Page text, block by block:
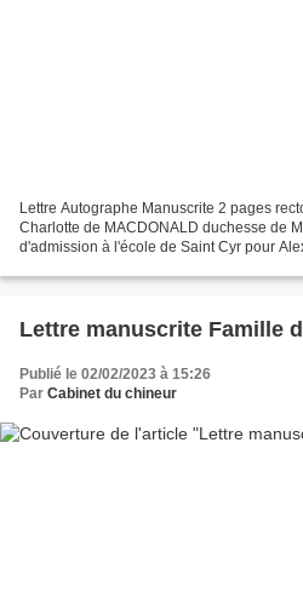
Lettre Autographe Manuscrite 2 pages
Charlotte de MACDONALD duchesse de
d'admission à l'école de Saint Cyr pour
Lettre manuscrite Famille
Publié le 02/02/2023 à 15:26
Par Cabinet du chineur